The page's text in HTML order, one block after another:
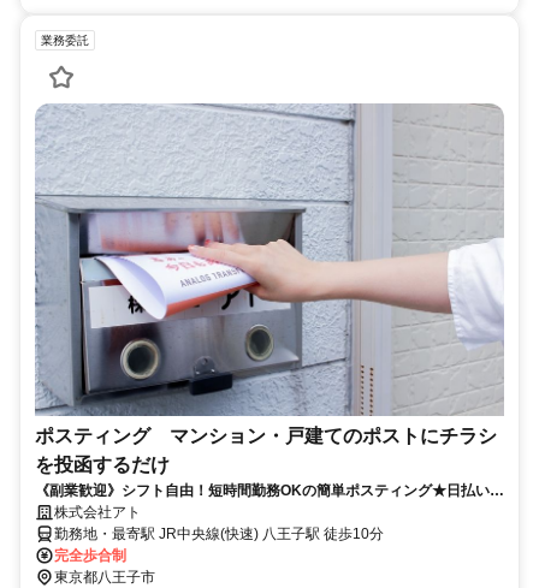
業務委託
ポスティング マンション・戸建てのポストにチラシ
を投函するだけ
《副業歓迎》シフト自由！短時間勤務OKの簡単ポスティング★日払い
(規定有)・フリーター主婦(主夫)シニア活躍！
株式会社アト
勤務地・最寄駅 JR中央線(快速) 八王子駅 徒歩10分
完全歩合制
東京都八王子市